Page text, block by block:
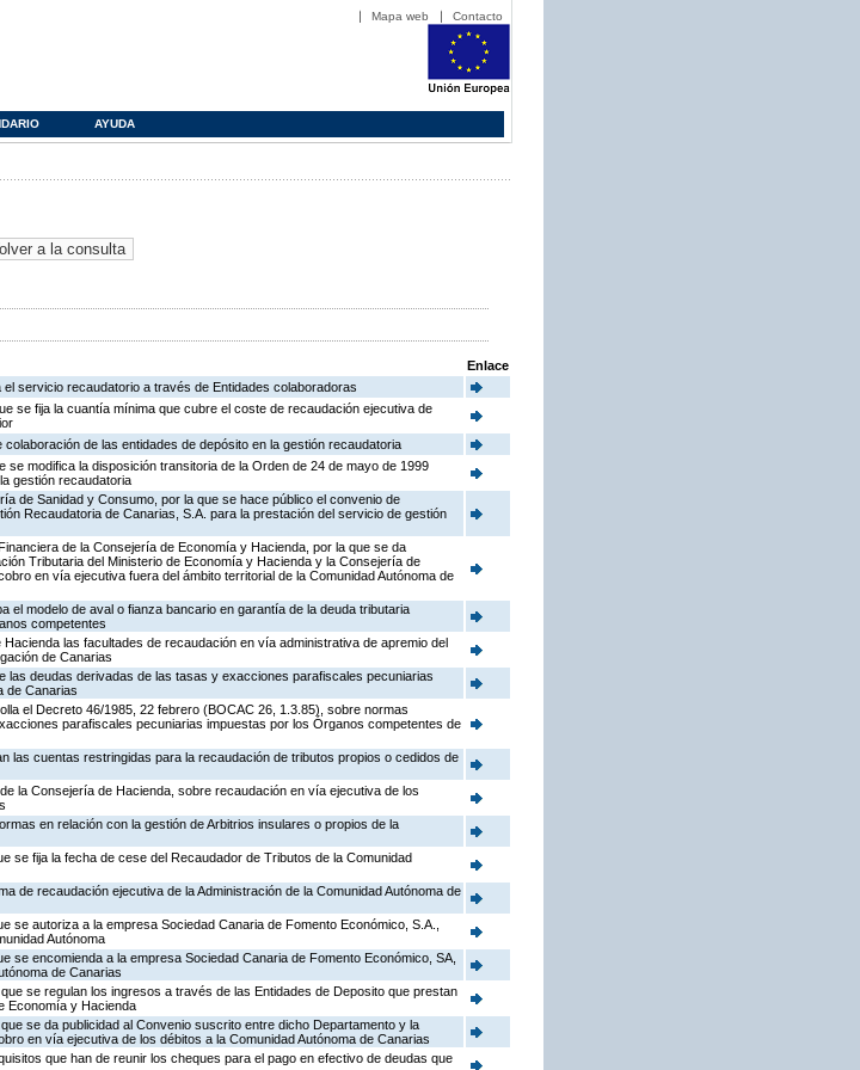
Mapa web Contacto
AYUDA
Enlace
servicio recaudatorio a través de Entidades colaboradoras
se fija la cuantía mínima que cubre el coste de recaudación ejecutiva de
de las entidades de depósito en la gestión recaudatoria
modifica la disposición transitoria de la Orden de 24 de mayo de 1999
gestión recaudatoria
de Sanidad y Consumo, por la que se hace público el convenio de
Recaudatoria de Canarias, S.A. para la prestación del servicio de gestión
de la Consejería de Economía y Hacienda, por la que se da
Tributaria del Ministerio de Economía y Hacienda y la Consejería de
en vía ejecutiva fuera del ámbito territorial de la Comunidad Autónoma de
modelo de aval o fianza bancario en garantía de la deuda tributaria
competentes
las facultades de recaudación en vía administrativa de apremio del
de Canarias
las deudas derivadas de las tasas y exacciones parafiscales pecuniarias
de Canarias
el Decreto 46/1985, 22 febrero (BOCAC 26, 1.3.85), sobre normas
parafiscales pecuniarias impuestas por los Órganos competentes de
las cuentas restringidas para la recaudación de tributos propios o cedidos de
la Consejería de Hacienda, sobre recaudación en vía ejecutiva de los
en relación con la gestión de Arbitrios insulares o propios de la
se fija la fecha de cese del Recaudador de Tributos de la Comunidad
de recaudación ejecutiva de la Administración de la Comunidad Autónoma de
autoriza a la empresa Sociedad Canaria de Fomento Económico, S.A.,
Autónoma
encomienda a la empresa Sociedad Canaria de Fomento Económico, SA,
de Canarias
se regulan los ingresos a través de las Entidades de Deposito que prestan
Economía y Hacienda
se da publicidad al Convenio suscrito entre dicho Departamento y la
en vía ejecutiva de los débitos a la Comunidad Autónoma de Canarias
que han de reunir los cheques para el pago en efectivo de deudas que